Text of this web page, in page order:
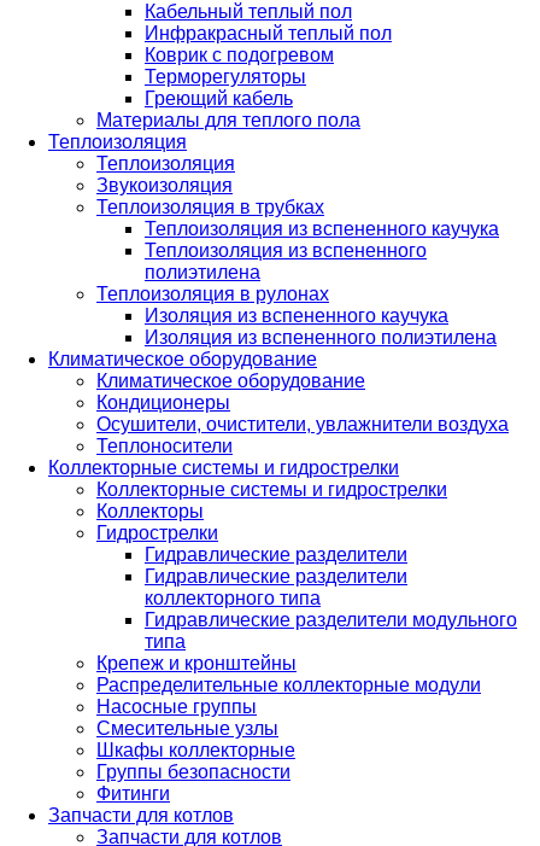
Кабельный теплый пол
Инфракрасный теплый пол
Коврик с подогревом
Терморегуляторы
Греющий кабель
Материалы для теплого пола
Теплоизоляция
Теплоизоляция
Звукоизоляция
Теплоизоляция в трубках
Теплоизоляция из вспененного каучука
Теплоизоляция из вспененного
полиэтилена
Теплоизоляция в рулонах
Изоляция из вспененного каучука
Изоляция из вспененного полиэтилена
Климатическое оборудование
Климатическое оборудование
Кондиционеры
Осушители, очистители, увлажнители воздуха
Теплоносители
Коллекторные системы и гидрострелки
Коллекторные системы и гидрострелки
Коллекторы
Гидрострелки
Гидравлические разделители
Гидравлические разделители
коллекторного типа
Гидравлические разделители модульного
типа
Крепеж и кронштейны
Распределительные коллекторные модули
Насосные группы
Смесительные узлы
Шкафы коллекторные
Группы безопасности
Фитинги
Запчасти для котлов
Запчасти для котлов